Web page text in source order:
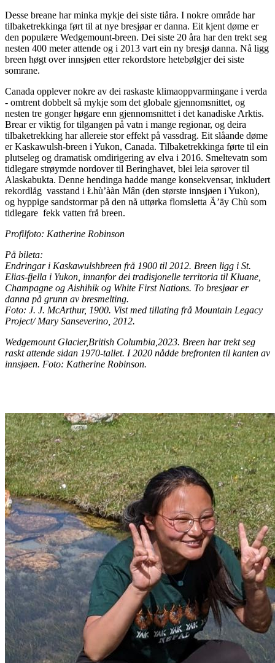
Desse breane har minka mykje dei siste tiåra. I nokre område har
tilbaketrekkinga ført til at nye bresjøar er danna. Eit kjent døme er
den populære Wedgemount-breen. Dei siste 20 åra har den trekt seg
nesten 400 meter attende og i 2013 vart ein ny bresjø danna. Nå ligg
breen høgt over innsjøen etter rekordstore hetebølgjer dei siste
somrane.
Canada opplever nokre av dei raskaste klimaoppvarmingane i verda
- omtrent dobbelt så mykje som det globale gjennomsnittet, og
nesten tre gonger høgare enn gjennomsnittet i det kanadiske Arktis.
Brear er viktig for tilgangen på vatn i mange regionar, og deira
tilbaketrekking har allereie stor effekt på vassdrag. Eit slåande døme
er Kaskawulsh-breen i Yukon, Canada. Tilbaketrekkinga førte til ein
plutseleg og dramatisk omdirigering av elva i 2016. Smeltevatn som
tidlegare strøymde nordover til Beringhavet, blei leia sørover til
Alaskabukta. Denne hendinga hadde mange konsekvensar, inkludert
rekordlåg vasstand i Łhù’ààn Mân (den største innsjøen i Yukon),
og hyppige sandstormar på den nå uttørka flomsletta Ä’äy Chù som
tidlegare fekk vatten frå breen.
Profilfoto: Katherine Robinson
På bileta:
Endringar i Kaskawulshbreen frå 1900 til 2012. Breen ligg i St.
Elias-fjella i Yukon, innanfor dei tradisjonelle territoria til Kluane,
Champagne og Aishihik og White First Nations. To bresjøar er
danna på grunn av bresmelting.
Foto: J. J. McArthur, 1900. Vist med tillating frå Mountain Legacy
Project/ Mary Sanseverino, 2012.
Wedgemount Glacier,British Columbia,2023. Breen har trekt seg
raskt attende sidan 1970-tallet. I 2020 nådde brefronten til kanten av
innsjøen. Foto: Katherine Robinson.